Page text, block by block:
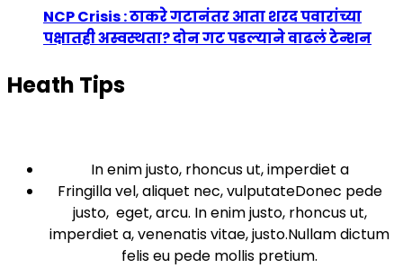
NCP Crisis : ठाकरे गटानंतर आता शरद पवारांच्या
पक्षातही अस्वस्थता? दोन गट पडल्याने वाढलं टेन्शन
Heath Tips
In enim justo, rhoncus ut, imperdiet a
Fringilla vel, aliquet nec, vulputateDonec pede
justo, eget, arcu. In enim justo, rhoncus ut,
imperdiet a, venenatis vitae, justo.Nullam dictum
felis eu pede mollis pretium.